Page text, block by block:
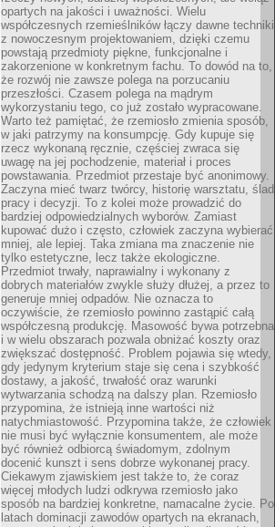
opartych na jakości i uważności. Wielu
współczesnych rzemieślników łączy dawne techniki
z nowoczesnym projektowaniem, dzięki czemu
powstają przedmioty piękne, funkcjonalne i
zakorzenione w konkretnym fachu. To dowód na to,
że rozwój nie zawsze polega na porzucaniu
przeszłości. Czasem polega na mądrym
wykorzystaniu tego, co już zostało wypracowane.
Warto też pamiętać, że rzemiosło zmienia sposób,
w jaki patrzymy na konsumpcję. Gdy kupuje się
rzecz wykonaną ręcznie, częściej zwraca się
uwagę na jej pochodzenie, materiał i proces
powstawania. Przedmiot przestaje być anonimowy.
Zaczyna mieć twarz twórcy, historię warsztatu, ślad
pracy i decyzji. To z kolei może prowadzić do
bardziej odpowiedzialnych wyborów. Zamiast
kupować dużo i często, człowiek zaczyna wybierać
mniej, ale lepiej. Taka zmiana ma znaczenie nie
tylko estetyczne, lecz także ekologiczne.
Przedmiot trwały, naprawialny i wykonany z
dobrych materiałów zwykle służy dłużej, a przez to
generuje mniej odpadów. Nie oznacza to
oczywiście, że rzemiosło powinno zastąpić całą
współczesną produkcję. Masowość bywa potrzebna
i w wielu obszarach pozwala obniżać koszty oraz
zwiększać dostępność. Problem pojawia się wtedy,
gdy jedynym kryterium staje się cena i szybkość
dostawy, a jakość, trwałość oraz warunki
wytwarzania schodzą na dalszy plan. Rzemiosło
przypomina, że istnieją inne wartości niż
natychmiastowość. Przypomina także, że człowiek
nie musi być wyłącznie konsumentem, ale może
być również odbiorcą świadomym, zdolnym
docenić kunszt i sens dobrze wykonanej pracy.
Ciekawym zjawiskiem jest także to, że coraz
więcej młodych ludzi odkrywa rzemiosło jako
sposób na bardziej konkretne, namacalne życie. Po
latach dominacji zawodów opartych na ekranach,